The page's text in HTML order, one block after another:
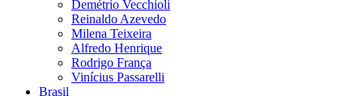
Demétrio Vecchioli
Reinaldo Azevedo
Milena Teixeira
Alfredo Henrique
Rodrigo França
Vinícius Passarelli
Brasil